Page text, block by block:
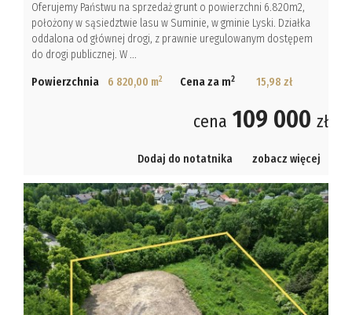
Oferujemy Państwu na sprzedaż grunt o powierzchni 6.820m2,
położony w sąsiedztwie lasu w Suminie, w gminie Lyski. Działka
oddalona od głównej drogi, z prawnie uregulowanym dostępem
do drogi publicznej. W ...
Powierzchnia 6 820,00 m2 Cena za m2 15,98 zł
cena 109 000 zł
Dodaj do notatnika zobacz więcej